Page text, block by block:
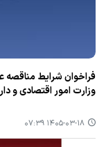
فراخوان شرایط
وزارت امور اقتصادی و
۱۴۰۵-۰۳-۱۸ ۰۷:۳۹